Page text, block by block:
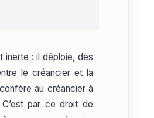
inerte : il déploie, dès
le créancier et la
au créancier à
par ce droit de